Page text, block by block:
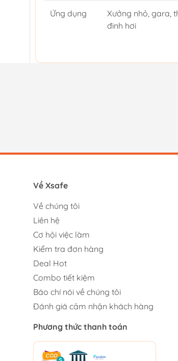
Ứng dụng
Xưởng nhỏ, gara,
đinh hơi
Về Xsafe
Về chúng tôi
Liên hệ
Cơ hội việc làm
Kiểm tra đơn hàng
Deal Hot
Combo tiết kiệm
Báo chí nói về chúng tôi
Đánh giá cảm nhận khách hàng
Phương thức thanh toán